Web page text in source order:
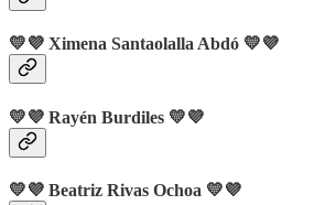
💛💜 Ximena Santaolalla Abdó 💛💜
💛💜 Rayén Burdiles 💛💜
💛💜 Beatriz Rivas Ochoa 💛💜